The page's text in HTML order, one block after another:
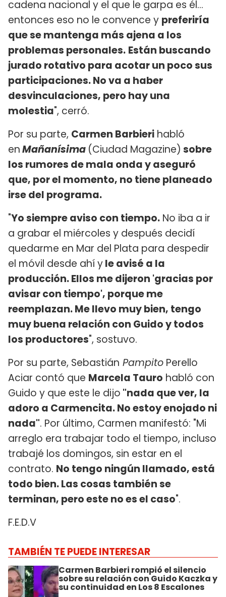
cadena nacional y el que le garpa es él...
entonces eso no le convence y preferiría
que se mantenga más ajena a los
problemas personales. Están buscando
jurado rotativo para acotar un poco sus
participaciones. No va a haber
desvinculaciones, pero hay una
molestia", cerró.
Por su parte, Carmen Barbieri habló
enMañanísima (Ciudad Magazine) sobre
los rumores de mala onda y aseguró
que, por el momento, no tiene planeado
irse del programa.
"Yo siempre aviso con tiempo. No iba a ir
a grabar el miércoles y después decidí
quedarme en Mar del Plata para despedir
el móvil desde ahí yle avisé a la
producción. Ellos me dijeron 'gracias por
avisar con tiempo', porque me
reemplazan. Me llevo muy bien, tengo
muy buena relación con Guido y todos
los productores", sostuvo.
Por su parte, Sebastián Pampito Perello
Aciar contó que Marcela Tauro habló con
Guido y que este le dijo "nada que ver, la
adoro a Carmencita. No estoy enojado ni
nada". Por último, Carmen manifestó: "Mi
arreglo era trabajar todo el tiempo, incluso
trabajé los domingos, sin estar en el
contrato. No tengo ningún llamado, está
todo bien. Las cosas también se
terminan, pero este no es el caso".
F.E.D.V
TAMBIÉN TE PUEDE INTERESAR
Carmen Barbieri rompió el silencio
sobre su relación con Guido Kaczka y
su continuidad en Los 8 Escalones